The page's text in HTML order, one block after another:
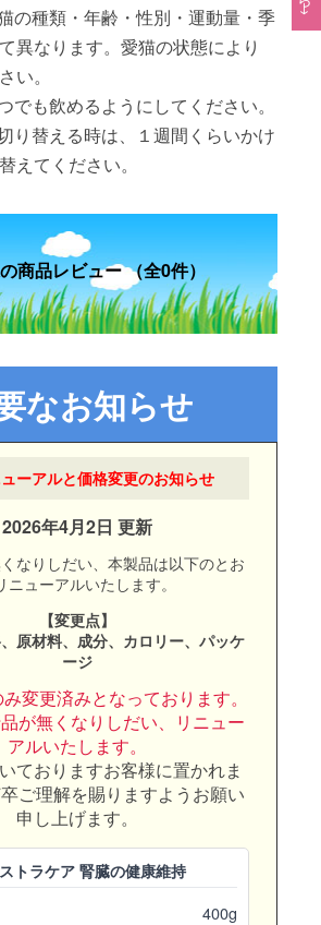
の種類・年齢・性別・運動量・季
異なります。愛猫の状態により
い。
でも飲めるようにしてください。
り替える時は、１週間くらいかけ
えてください。
商品レビュー （全0件）
ーアルと価格変更のお知らせ
2026年4月2日 更新
なりしだい、本製品は以下のとお
ニューアルいたします。
【変更点】
原材料、成分、カロリー、パッケ
ージ
変更済みとなっております。
が無くなりしだい、リニュー
アルいたします。
ておりますお客様に置かれま
ご理解を賜りますようお願い
申し上げます。
トラケア 腎臓の健康維持
400g